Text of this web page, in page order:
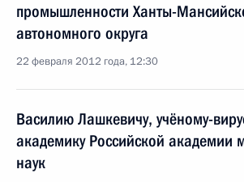
промышленности Ханты-
автономного округа
22 февраля 2012 года, 12:30
Василию Лашкевичу, учёному-
академику Российской академии
наук